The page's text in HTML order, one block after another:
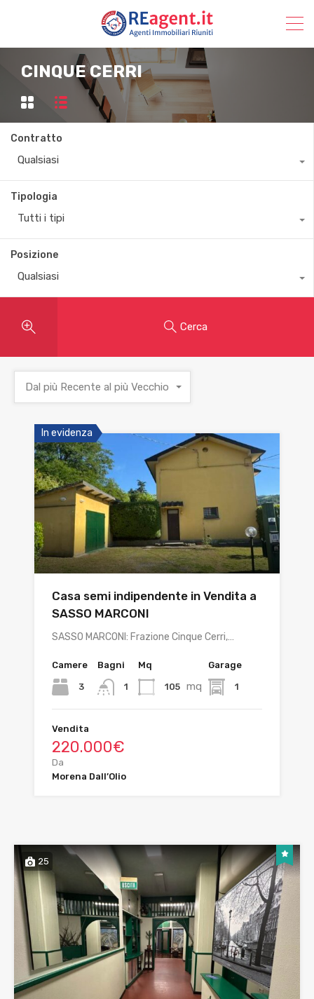
CINQUE CERRI
Contratto
Qualsiasi
Tipologia
Tutti i tipi
Posizione
Qualsiasi
Cerca
Dal più Recente al più Vecchio
In evidenza
Casa semi indipendente in Vendita a
SASSO MARCONI
SASSO MARCONI: Frazione Cinque Cerri,…
Camere
3
Bagni
1
Mq
105 mq
Garage
1
Vendita
220.000€
Da
Morena Dall’Olio
25